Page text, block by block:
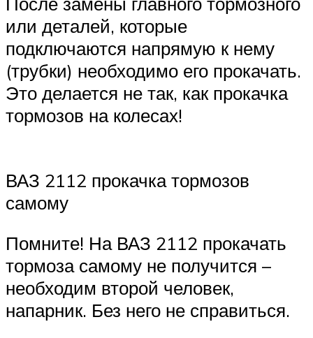
или деталей, которые
подключаются напрямую к нему
(трубки) необходимо его прокачать.
Это делается не так, как прокачка
тормозов на колесах!
ВАЗ 2112 прокачка тормозов
самому
Помните! На ВАЗ 2112 прокачать
тормоза самому не получится –
необходим второй человек,
напарник. Без него не справиться.